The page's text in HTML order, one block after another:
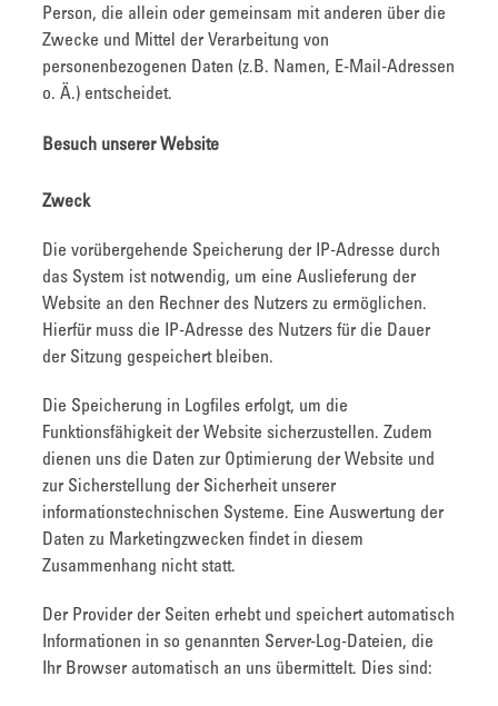
Person, die allein oder gemeinsam mit anderen über die
Zwecke und Mittel der Verarbeitung von
personenbezogenen Daten (z.B. Namen, E-Mail-Adressen
o. Ä.) entscheidet.
Besuch unserer Website
Zweck
Die vorübergehende Speicherung der IP-Adresse durch
das System ist notwendig, um eine Auslieferung der
Website an den Rechner des Nutzers zu ermöglichen.
Hierfür muss die IP-Adresse des Nutzers für die Dauer
der Sitzung gespeichert bleiben.
Die Speicherung in Logfiles erfolgt, um die
Funktionsfähigkeit der Website sicherzustellen. Zudem
dienen uns die Daten zur Optimierung der Website und
zur Sicherstellung der Sicherheit unserer
informationstechnischen Systeme. Eine Auswertung der
Daten zu Marketingzwecken findet in diesem
Zusammenhang nicht statt.
Der Provider der Seiten erhebt und speichert automatisch
Informationen in so genannten Server-Log-Dateien, die
Ihr Browser automatisch an uns übermittelt. Dies sind: